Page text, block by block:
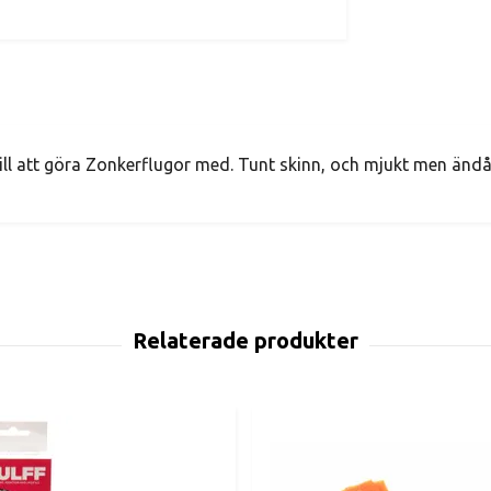
att göra Zonkerflugor med. Tunt skinn, och mjukt men